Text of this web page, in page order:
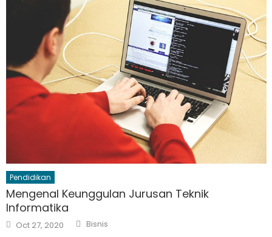
Pendidikan
Mengenal Keunggulan Jurusan Teknik
Informatika
Posted
on
Oct 27, 2020 Author
Bisnis